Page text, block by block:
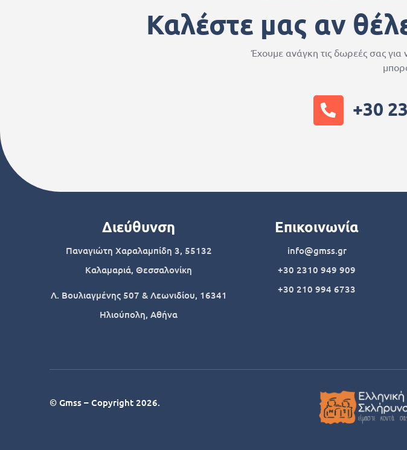
Καλέστε μας αν
Έχουμε ανάγκη τις δωρεές σας
+30
Διεύθυνση
Παναγιώτη Χαραλαμπίδη 3, 55132
Καλαμαριά, Θεσσαλονίκη
Λ. Βουλιαγμένης 507 & Λεωνιδίου, 16341
Ηλιούπολη, Αθήνα
Επικοινωνία
info@gmss.gr
+30 2310 949 909
+30 210 994 6733
© Gmss – Copyright 2026.